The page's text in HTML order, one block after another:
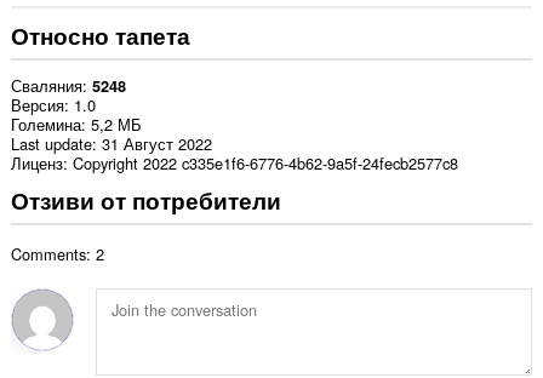
Относно тапета
Сваляния 5248
Версия 1.0
Големина 5,2 МБ
Last update 31 Август 2022
Лиценз Copyright 2022 c335e1f6-6776-4b62-9a5f-24fecb2577c8
Отзиви от потребители
Comments: 2